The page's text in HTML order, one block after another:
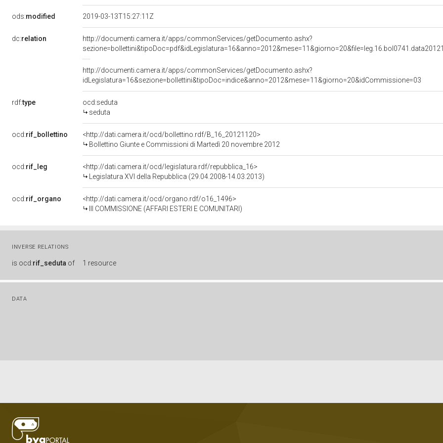
ods:modified 2019-03-13T15:27:11Z
dc:relation
http://documenti.camera.it/apps/commonServices/getDocumento.ashx?
http://documenti.camera.it/apps/commonServices/getDocumento.ashx?
idLegislatura=16&sezione=bollettini&tipoDoc=indice&anno=2012&mese=11&giorno=20&idCommissione=03
rdf:type
ocd:seduta
seduta
ocd:rif_bollettino
<http://dati.camera.it/ocd/bollettino.rdf/B_16_20121120>
Bollettino Giunte e Commissioni di Martedì 20 novembre 2012
ocd:rif_leg
<http://dati.camera.it/ocd/legislatura.rdf/repubblica_16>
Legislatura XVI della Repubblica (29.04.2008-14.03.2013)
ocd:rif_organo
<http://dati.camera.it/ocd/organo.rdf/o16_1496>
III COMMISSIONE (AFFARI ESTERI E COMUNITARI)
INVERSE RELATIONS
is ocd:rif_seduta of 1 resource
DATA